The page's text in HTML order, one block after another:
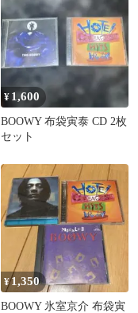
¥ 1,600
BOOWY 布袋寅泰 CD 2枚
セット
¥1,350
BOOWY 氷室京介 布袋寅